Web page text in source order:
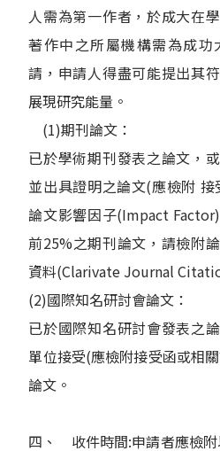
人需為第一作者，於成大在
著作中之所屬機構需為成
請，申請人得盡可能提出其
展現研究能量。
(1)期刊論文：
已於學術期刊發表之論文，
並出具證明之論文(應檢附 接
論文影響因子(Impact
前25%之期刊論文，請檢附
資料(Clarivate Journal
(2)國際知名研討會論文：
已於國際知名研討會發表之
單位接受(應檢附接受函或相
論文。
四、 收件時間:申請者應檢